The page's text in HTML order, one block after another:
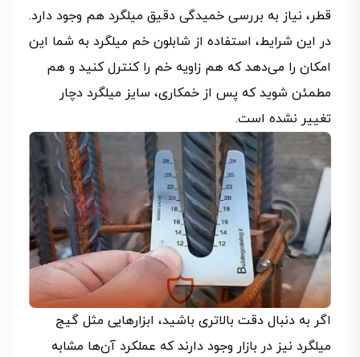
قطر، نیاز به بررسی خمیدگی دقیق میلگرد هم وجود دارد.
در این شرایط، استفاده از شابلون خم میلگرد به شما این
امکان را می‌دهد که هم زاویه خم را کنترل کنید و هم
مطمئن شوید که پس از خمکاری، سایز میلگرد دچار
تغییر نشده است.
اگر به دنبال دقت بالاتری باشید، ابزارهایی مثل گیج
میلگرد نیز در بازار وجود دارند که عملکرد آن‌ها مشابه